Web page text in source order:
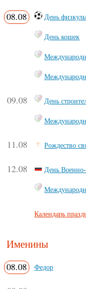
08.08 День
День кошек
09.08 День
11.08 Рождество
12.08 День
Календарь
Именины
08.08 Федор